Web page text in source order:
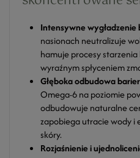
Intensywne wygładzenie
nasionach neutralizuje
hamuje procesy
wyraźnym spłyceniem
Głęboka odbudowa
Omega-6 na poziomie
odbudowuje naturalne
zapobiega utracie wody i
skóry.
Rozjaśnienie i